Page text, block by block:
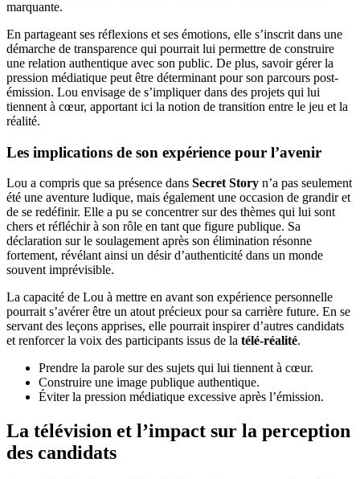
marquante.
En partageant ses réflexions et ses émotions, elle s’inscrit dans une
démarche de transparence qui pourrait lui permettre de construire
une relation authentique avec son public. De plus, savoir gérer la
pression médiatique peut être déterminant pour son parcours post-
émission. Lou envisage de s’impliquer dans des projets qui lui
tiennent à cœur, apportant ici la notion de transition entre le jeu et la
réalité.
Les implications de son expérience pour l’avenir
Lou a compris que sa présence dans Secret Story n’a pas seulement
été une aventure ludique, mais également une occasion de grandir et
de se redéfinir. Elle a pu se concentrer sur des thèmes qui lui sont
chers et réfléchir à son rôle en tant que figure publique. Sa
déclaration sur le soulagement après son élimination résonne
fortement, révélant ainsi un désir d’authenticité dans un monde
souvent imprévisible.
La capacité de Lou à mettre en avant son expérience personnelle
pourrait s’avérer être un atout précieux pour sa carrière future. En se
servant des leçons apprises, elle pourrait inspirer d’autres candidats
et renforcer la voix des participants issus de la télé-réalité.
Prendre la parole sur des sujets qui lui tiennent à cœur.
Construire une image publique authentique.
Éviter la pression médiatique excessive après l’émission.
La télévision et l’impact sur la perception
des candidats